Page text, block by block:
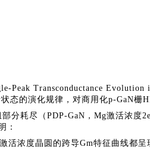
Peak Transconductance
态的演化规律，对商用化p-GaN栅
分耗尽（PDP-GaN，Mg激活浓
：
活浓度晶圆的跨导Gm特征曲线都呈